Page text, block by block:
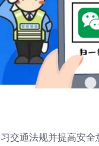
交通法规并提高安